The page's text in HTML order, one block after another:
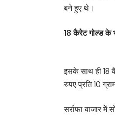
बने हुए थे।
18 कैरेट गोल्ड के
इसके साथ ही 18
रुपए प्रति 10
सर्राफा बाजार